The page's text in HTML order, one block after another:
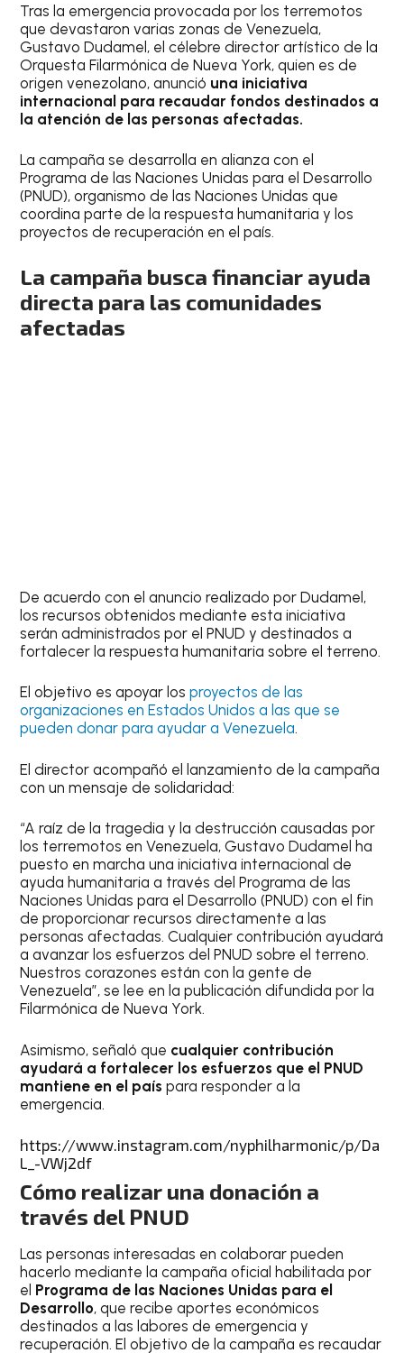
Tras la emergencia provocada por los terremotos
que devastaron varias zonas de Venezuela,
Gustavo Dudamel, el célebre director artístico de la
Orquesta Filarmónica de Nueva York, quien es de
origen venezolano, anunció una iniciativa
internacional para recaudar fondos destinados a
la atención de las personas afectadas.
La campaña se desarrolla en alianza con el
Programa de las Naciones Unidas para el Desarrollo
(PNUD), organismo de las Naciones Unidas que
coordina parte de la respuesta humanitaria y los
proyectos de recuperación en el país.
La campaña busca financiar ayuda
directa para las comunidades
afectadas
De acuerdo con el anuncio realizado por Dudamel,
los recursos obtenidos mediante esta iniciativa
serán administrados por el PNUD y destinados a
fortalecer la respuesta humanitaria sobre el terreno.
El objetivo es apoyar losproyectos de las
organizaciones en Estados Unidos a las que se
pueden donar para ayudar a Venezuela.
El director acompañó el lanzamiento de la campaña
con un mensaje de solidaridad:
“A raíz de la tragedia y la destrucción causadas por
los terremotos en Venezuela, Gustavo Dudamel ha
puesto en marcha una iniciativa internacional de
ayuda humanitaria a través del Programa de las
Naciones Unidas para el Desarrollo (PNUD) con el fin
de proporcionar recursos directamente a las
personas afectadas. Cualquier contribución ayudará
a avanzar los esfuerzos del PNUD sobre el terreno.
Nuestros corazones están con la gente de
Venezuela”, se lee en la publicación difundida por la
Filarmónica de Nueva York.
Asimismo, señaló que cualquier contribución
ayudará a fortalecer los esfuerzos que el PNUD
mantiene en el país para responder a la
emergencia.
https://www.instagram.com/nyphilharmonic/p/Da
L_-VWj2df
Cómo realizar una donación a
través del PNUD
Las personas interesadas en colaborar pueden
hacerlo mediante la campaña oficial habilitada por
el Programa de las Naciones Unidas para el
Desarrollo, que recibe aportes económicos
destinados a las labores de emergencia y
recuperación. El objetivo de la campaña es recaudar